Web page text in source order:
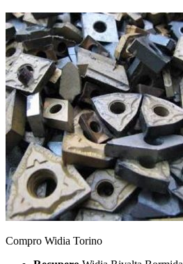
Compro Widia Torino